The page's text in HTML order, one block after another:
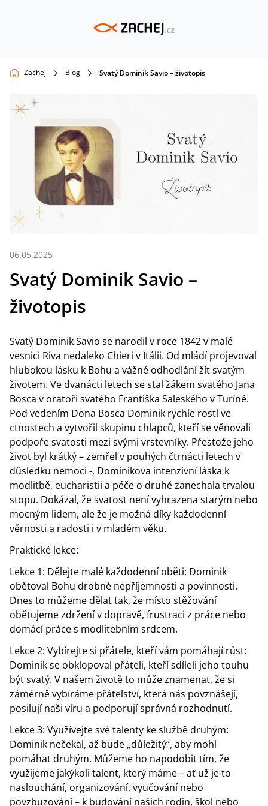
Zachej Blog Svatý Dominik Savio – životopis
06.05.2025
Svatý Dominik Savio –
životopis
Svatý Dominik Savio se narodil v roce 1842 v malé
vesnici Riva nedaleko Chieri v Itálii. Od mládí projevoval
hlubokou lásku k Bohu a vážné odhodlání žít svatým
životem. Ve dvanácti letech se stal žákem svatého Jana
Bosca v oratoři svatého Františka Saleského v Turíně.
Pod vedením Dona Bosca Dominik rychle rostl ve
ctnostech a vytvořil skupinu chlapců, kteří se věnovali
podpoře svatosti mezi svými vrstevníky. Přestože jeho
život byl krátký – zemřel v pouhých čtrnácti letech v
důsledku nemoci -, Dominikova intenzivní láska k
modlitbě, eucharistii a péče o druhé zanechala trvalou
stopu. Dokázal, že svatost není vyhrazena starým nebo
mocným lidem, ale že je možná díky každodenní
věrnosti a radosti i v mladém věku.
Praktické lekce:
Lekce 1: Dělejte malé každodenní oběti: Dominik
obětoval Bohu drobné nepříjemnosti a povinnosti.
Dnes to můžeme dělat tak, že místo stěžování
obětujeme zdržení v dopravě, frustraci z práce nebo
domácí práce s modlitebním srdcem.
Lekce 2: Vybírejte si přátele, kteří vám pomáhají růst:
Dominik se obklopoval přáteli, kteří sdíleli jeho touhu
být svatý. V našem životě to může znamenat, že si
záměrně vybíráme přátelství, která nás povznášejí,
posilují naši víru a podporují správná rozhodnutí.
Lekce 3: Využívejte své talenty ke službě druhým:
Dominik nečekal, až bude „důležitý“, aby mohl
pomáhat druhým. Můžeme ho napodobit tím, že
využijeme jakýkoli talent, který máme – ať už je to
naslouchání, organizování, vyučování nebo
povzbuzování – k budování našich rodin, škol nebo